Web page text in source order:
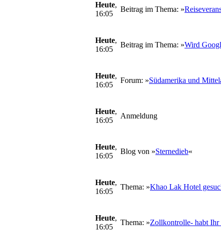
Heute,
16:05
Beitrag im Thema: »
Heute,
16:05
Beitrag im Thema: »Wird
Heute,
16:05
Forum: »Südamerika und
Heute,
16:05
Anmeldung
Heute,
16:05
Blog von »Sternedieb«
Heute,
16:05
Thema: »Khao Lak Hotel
Heute,
16:05
Thema: »Zollkontrolle- habt Ihr